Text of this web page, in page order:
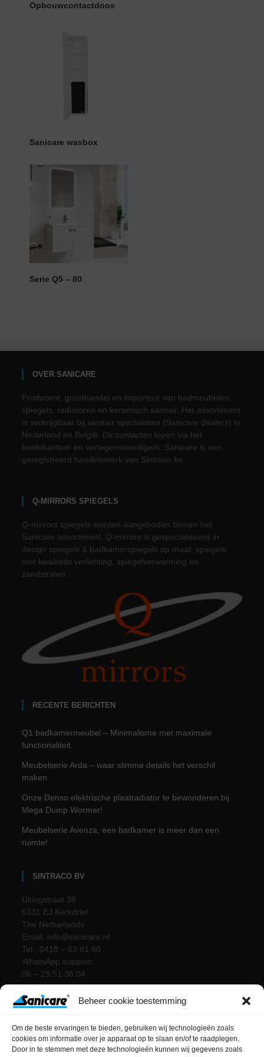
Beheer cookie toestemming
Om de beste ervaringen te bieden, gebruiken wij technologieën zoals
cookies om informatie over je apparaat op te slaan en/of te raadplegen.
Door in te stemmen met deze technologieën kunnen wij gegevens zoals
Opbouwcontactdoos
Sanicare wasbox
Serie Q5 – 80
OVER SANICARE
Producent, groothandel en importeur van badmeubelen,
spiegels, radiatoren en keramisch sanitair. Het assortiment
is verkrijgbaar bij sanitair specialisten (Sanicare dealers) in
Nederland en België. De contacten lopen via het
hoofdkantoor en vertegenwoordigers. Sanicare is een
geregistreerd handelsmerk van Sintraco bv.
Q-MIRRORS SPIEGELS
Q-mirrors spiegels worden aangeboden binnen het
Sanicare assortiment. Q-mirrors is gespecialiseerd in
design spiegels & badkamerspiegels op maat, spiegels
met kwaliteits verlichting, spiegelverwarming en
zandstralen.
RECENTE BERICHTEN
Q1 badkamermeubel – Minimalisme met maximale
functionaliteit.
Meubelserie Arda – waar slimme details het verschil
maken
Onze Denso elektrische plaatradiator te bewonderen bij
Mega Dump Wormer!
Meubelserie Avenza, een badkamer is meer dan een
ruimte!
SINTRACO BV
Uitingstraat 38
5331 EJ Kerkdriel
The Netherlands
Email: info@sanicare.nl
Tel.: 0418 – 63 81 60
WhatsApp support:
06 – 29.51.36.04